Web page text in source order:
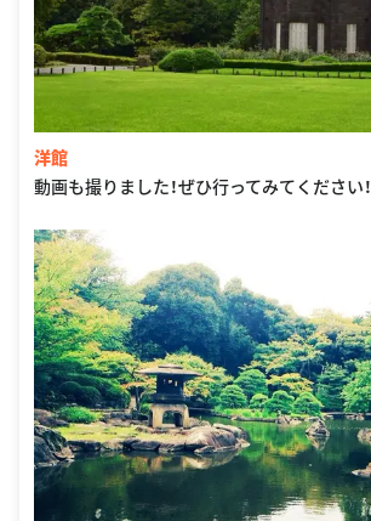
洋館
動画も撮りました！ぜひ行ってみてください！